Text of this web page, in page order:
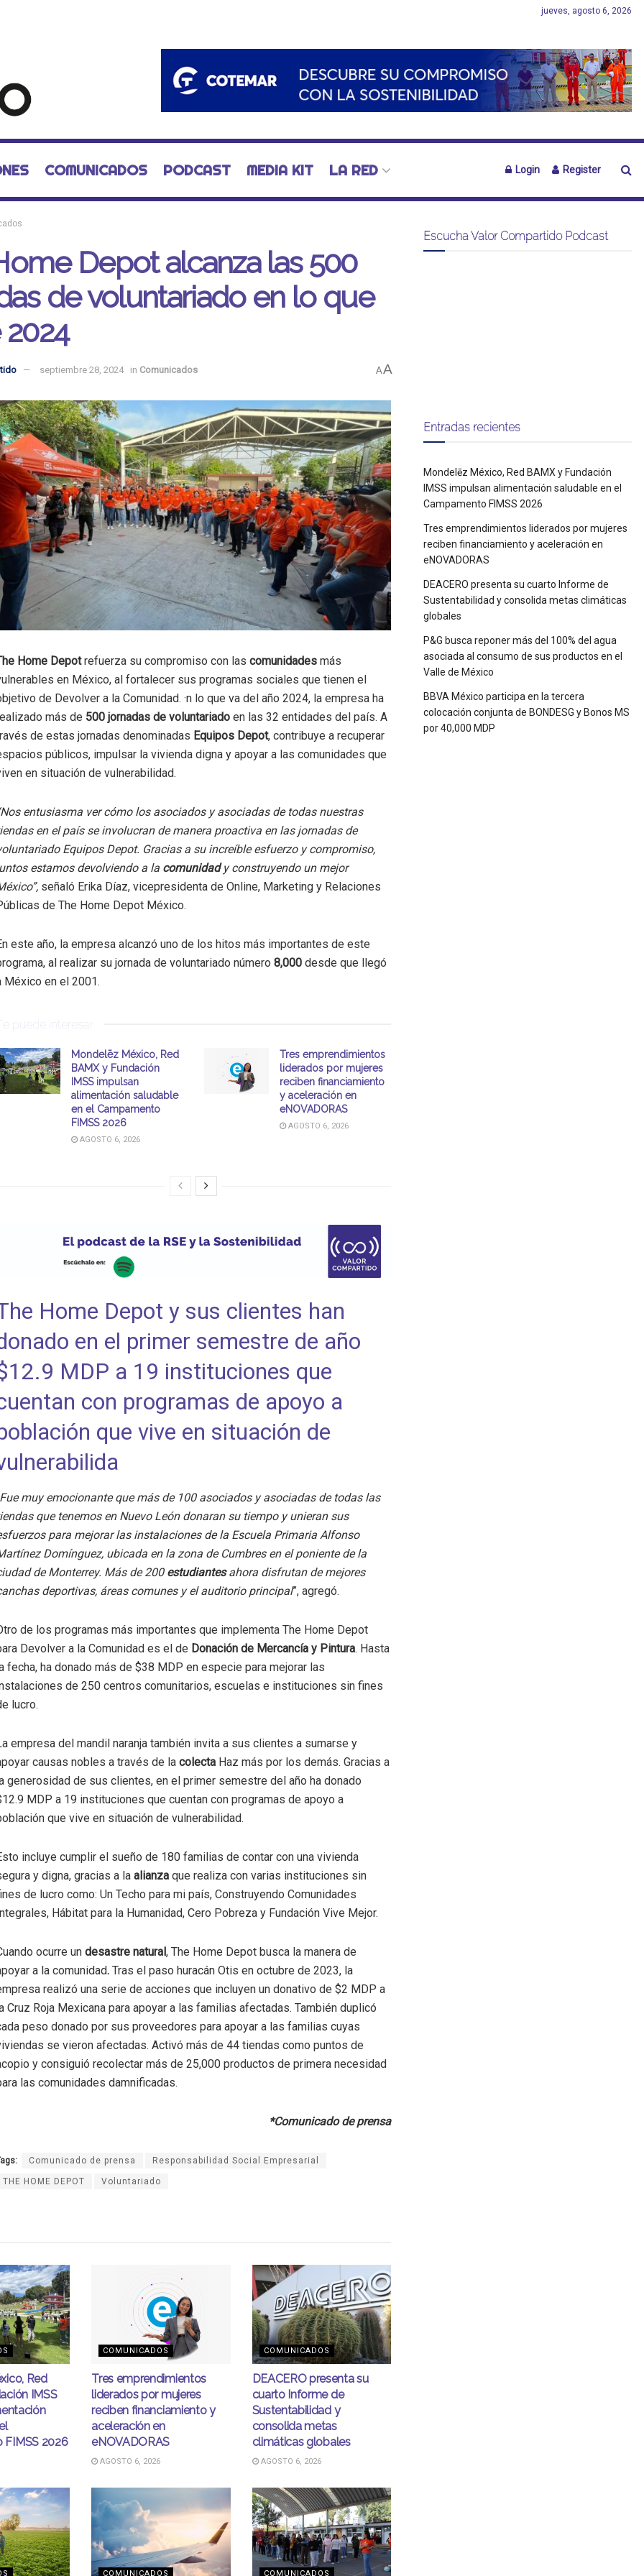
jueves, agosto 6, 2026
COMUNICADOS PODCAST MEDIA KIT LA RED Login Register
Depot alcanza las 500
de voluntariado en lo que
septiembre 28, 2024 in Comunicados AA
Home Depotrefuerza su compromiso con las comunidades más
en México, al fortalecer sus programas sociales que tienen el
de Devolver a la Comunidad. ·n lo que va del año 2024, la empresa ha
más de 500 jornadas de voluntariado en las 32 entidades del país. A
de estas jornadas denominadas Equipos Depot, contribuye a recuperar
públicos, impulsar la vivienda digna y apoyar a las comunidades que
en situación de vulnerabilidad.
entusiasma ver cómo los asociados y asociadas de todas nuestras
en el país se involucran de manera proactiva en las jornadas de
Equipos Depot. Gracias a su increíble esfuerzo y compromiso,
estamos devolviendo a la comunidady construyendo un mejor
señaló Erika Díaz, vicepresidenta de Online, Marketing y Relaciones
de The Home Depot México.
este año, la empresa alcanzó uno de los hitos más importantes de este
al realizar su jornada de voluntariado número 8,000 desde que llegó
México en el 2001.
puede interesar
Mondelēz México, Red
BAMX y Fundación
IMSS impulsan
alimentación saludable
en el Campamento
FIMSS 2026
AGOSTO 6, 2026
Tres emprendimientos
liderados por mujeres
reciben financiamiento
y aceleración en
eNOVADORAS
AGOSTO 6, 2026
Home Depot y sus clientes han
en el primer semestre de año
MDP a 19 instituciones que
con programas de apoyo a
que vive en situación de
Fue muy emocionante que más de 100 asociados y asociadas de todas las
que tenemos en Nuevo León donaran su tiempo y unieran sus
para mejorar las instalaciones de la Escuela Primaria Alfonso
Domínguez, ubicada en la zona de Cumbres en el poniente de la
de Monterrey. Más de 200 estudiantesahora disfrutan de mejores
deportivas, áreas comunes y el auditorio principal”, agregó.
de los programas más importantes que implementa The Home Depot
Devolver a la Comunidad es el de Donación de Mercancía y Pintura. Hasta
fecha, ha donado más de $38 MDP en especie para mejorar las
de 250 centros comunitarios, escuelas e instituciones sin fines
lucro.
empresa del mandil naranja también invita a sus clientes a sumarse y
causas nobles a través de la colecta Haz más por los demás. Gracias a
generosidad de sus clientes, en el primer semestre del año ha donado
MDP a 19 instituciones que cuentan con programas de apoyo a
que vive en situación de vulnerabilidad.
incluye cumplir el sueño de 180 familias de contar con una vivienda
y digna, gracias a la alianza que realiza con varias instituciones sin
de lucro como: Un Techo para mi país, Construyendo Comunidades
Hábitat para la Humanidad, Cero Pobreza y Fundación Vive Mejor.
ocurre un desastre natural, The Home Depot busca la manera de
a la comunidad. Tras el paso huracán Otis en octubre de 2023, la
realizó una serie de acciones que incluyen un donativo de $2 MDP a
Cruz Roja Mexicana para apoyar a las familias afectadas. También duplicó
peso donado por sus proveedores para apoyar a las familias cuyas
se vieron afectadas. Activó más de 44 tiendas como puntos de
y consiguió recolectar más de 25,000 productos de primera necesidad
las comunidades damnificadas.
*Comunicado de prensa
Comunicado de prensa Responsabilidad Social Empresarial
THE HOME DEPOT Voluntariado
Red
IMSS
2026
COMUNICADOS
Tres emprendimientos
liderados por mujeres
reciben financiamiento y
aceleración en
eNOVADORAS
AGOSTO 6, 2026
COMUNICADOS
DEACERO presenta su
cuarto Informe de
Sustentabilidad y
consolida metas
climáticas globales
AGOSTO 6, 2026
COMUNICADOS COMUNICADOS
Escucha Valor Compartido Podcast
Entradas recientes
Mondelēz México, Red BAMX y Fundación
IMSS impulsan alimentación saludable en el
Campamento FIMSS 2026
Tres emprendimientos liderados por mujeres
reciben financiamiento y aceleración en
eNOVADORAS
DEACERO presenta su cuarto Informe de
Sustentabilidad y consolida metas climáticas
globales
P&G busca reponer más del 100% del agua
asociada al consumo de sus productos en el
Valle de México
BBVA México participa en la tercera
colocación conjunta de BONDESG y Bonos MS
por 40,000 MDP